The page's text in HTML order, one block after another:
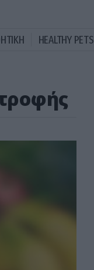
HEALTHY PETS